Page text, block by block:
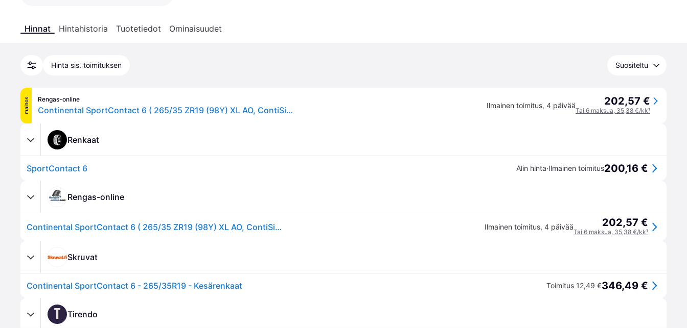
Hinnat Hintahistoria Tuotetiedot Ominaisuudet
Hinta sis. toimituksen Suositeltu
mainos Rengas-online
Continental SportContact 6 ( 265/35 ZR19 (98Y) XL AO, ContiSilent, EVc, vannealueen ripalla ) Ilmainen toimitus, 4 päivää 202,57 €
Tai 6 maksua, 35,38 €/kk¹
Renkaat
SportContact 6 Alin hinta·Ilmainen toimitus200,16 €
Rengas-online
Continental SportContact 6 ( 265/35 ZR19 (98Y) XL AO, ContiSilent, EVc, vannealueen ripalla ) Ilmainen toimitus, 4 päivää 202,57 €
Tai 6 maksua, 35,38 €/kk¹
Skruvat
Continental SportContact 6 - 265/35R19 - Kesärenkaat Toimitus 12,49 €346,49 €
T Tirendo